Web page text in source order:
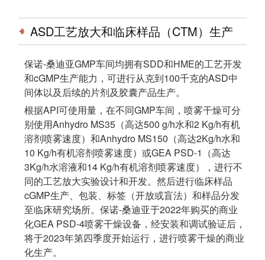
ASD工艺放大和临床样品（CTM）生产
保诺-桑迪亚GMP车间均拥有SDD和HME的工艺开发
和cGMP生产能力，可进行从克到100千克的ASD中
间体以及后续的片剂及胶囊产品生产。
根据API可使用量，在不同GMP车间，喷雾干燥可分
别使用Anhydro MS35（高达500 g/h水和2 Kg/h有机
溶剂喷雾速度）和Anhydro MS150（高达2Kg/h水和
10 Kg/h有机溶剂喷雾速度）或GEA PSD-1（高达
3Kg/h水溶液和14 Kg/h有机溶剂喷雾速度），进行不
同的工艺放大实验设计和开发。然后进行临床样品
cGMP生产、包装、标签（开放或盲法）和样品分发
至临床研究场所。保诺-桑迪亚于2022年购买的商业
化GEA PSD-4喷雾干燥设备，经安装和调试验证后，
将于2023年第四季度开始运行，进行喷雾干燥的商业
化生产。